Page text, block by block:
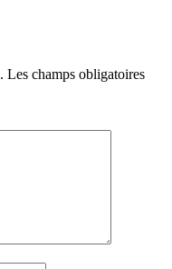
Les champs obligatoires